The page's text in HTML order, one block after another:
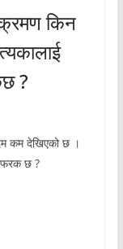
किन
?
कम देखिएको छ ।
फरक छ ?